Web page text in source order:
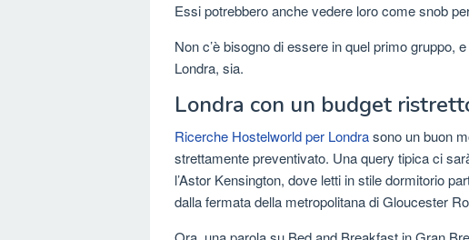
Essi potrebbero anche vedere loro come snob
Non c’è bisogno di essere in quel primo gruppo,
Londra, sia.
Londra con un budget
Ricerche Hostelworld per Londrasono un buon
strettamente preventivato. Una query tipica ci
l’Astor Kensington, dove letti in stile dormitorio
dalla fermata della metropolitana di Gloucester